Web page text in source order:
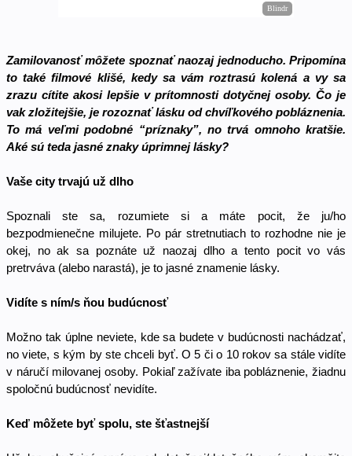
Zamilovanosť môžete spoznať naozaj jednoducho. Pripomína
to také filmové klišé, kedy sa vám roztrasú kolená a vy sa
zrazu cítite akosi lepšie v prítomnosti dotyčnej osoby. Čo je
vak zložitejšie, je rozoznať lásku od chvíľkového pobláznenia.
To má veľmi podobné “príznaky”, no trvá omnoho kratšie.
Aké sú teda jasné znaky úprimnej lásky?
Vaše city trvajú už dlho
Spoznali ste sa, rozumiete si a máte pocit, že ju/ho
bezpodmienečne milujete. Po pár stretnutiach to rozhodne nie je
okej, no ak sa poznáte už naozaj dlho a tento pocit vo vás
pretrváva (alebo narastá), je to jasné znamenie lásky.
Vidíte s ním/s ňou budúcnosť
Možno tak úplne neviete, kde sa budete v budúcnosti nachádzať,
no viete, s kým by ste chceli byť. O 5 či o 10 rokov sa stále vidíte
v náručí milovanej osoby. Pokiaľ zažívate iba pobláznenie, žiadnu
spoločnú budúcnosť nevidíte.
Keď môžete byť spolu, ste šťastnejší